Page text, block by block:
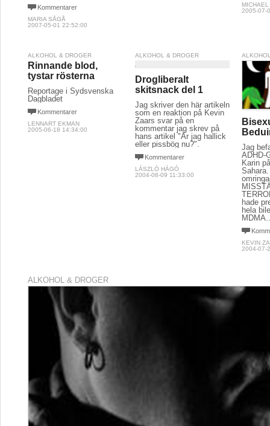
Kommentarer
MARIA SÅGÅ
2007-05-01 22:52:00
2005-07-
ALKOHOL & DROGER
Rinnande blod,
tystar rösterna
Reportage i Sydsvenska
Dagbladet
Kommentarer
LENNART EKMAN
2005-06-18 14:34:00
ALKOHOL & DROGER
Drogliberalt
skitsnack del 1
Jag skriver den här artikeln
som en reaktion på Kevin
Zaars svar på en
kommentar jag skrev på
hans artikel "Är jag hallick
eller pissbög nu?".
Kommentarer
LÁSZLÓ HÁGÓ
2004-08-09 11:33:00
Jag
ADHD-
Karin
hade
hela
KEVIN
2004-07-
ALKOHOL & DROGER